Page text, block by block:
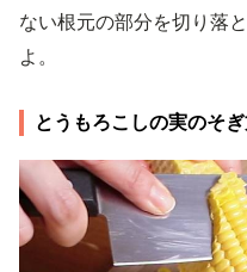
ない根元の部分を切り落
よ。
とうもろこしの実のそ